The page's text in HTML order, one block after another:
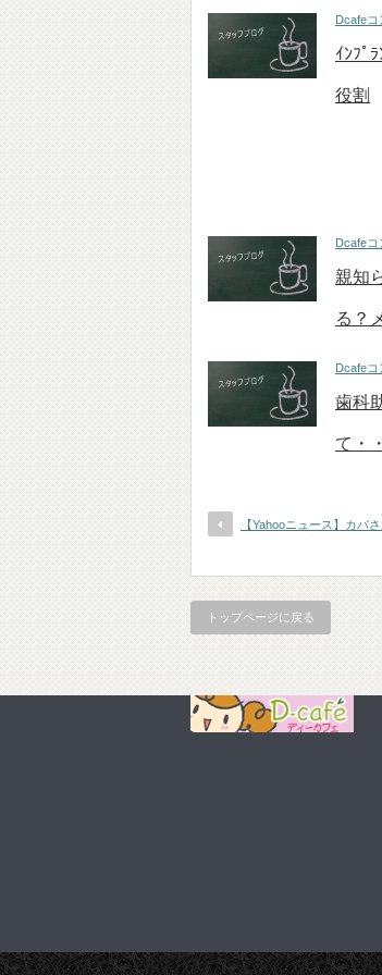
Dcafeコ
ｲﾝﾌﾟ
役割
Dcafeコ
親知
る？
Dcafeコ
歯科
て・
【Yahooニュース】カバ
トップページに戻る